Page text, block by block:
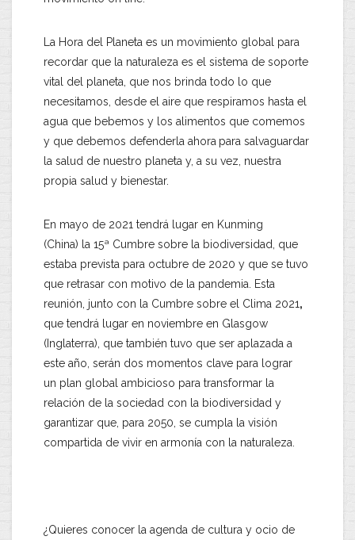
La Hora del Planeta es un movimiento global para
recordar que la naturaleza es el sistema de soporte
vital del planeta, que nos brinda todo lo que
necesitamos, desde el aire que respiramos hasta el
agua que bebemos y los alimentos que comemos
y que debemos defenderla ahora para salvaguardar
la salud de nuestro planeta y, a su vez, nuestra
propia salud y bienestar.
En mayo de 2021 tendrá lugar en Kunming
(China) la 15ª Cumbre sobre la biodiversidad, que
estaba prevista para octubre de 2020 y que se tuvo
que retrasar con motivo de la pandemia. Esta
reunión, junto con la Cumbre sobre el Clima 2021,
que tendrá lugar en noviembre en Glasgow
(Inglaterra), que también tuvo que ser aplazada a
este año, serán dos momentos clave para lograr
un plan global ambicioso para transformar la
relación de la sociedad con la biodiversidad y
garantizar que, para 2050, se cumpla la visión
compartida de vivir en armonía con la naturaleza.
¿Quieres conocer la agenda de cultura y ocio de